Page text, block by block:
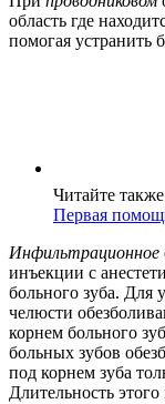
область где
помогая устранить
Читайте
Первая
Инфильтрационное
инъекции с
больного зуба. Для
челюсти
корнем больного
больных зубов
под корнем зуба
Длительность